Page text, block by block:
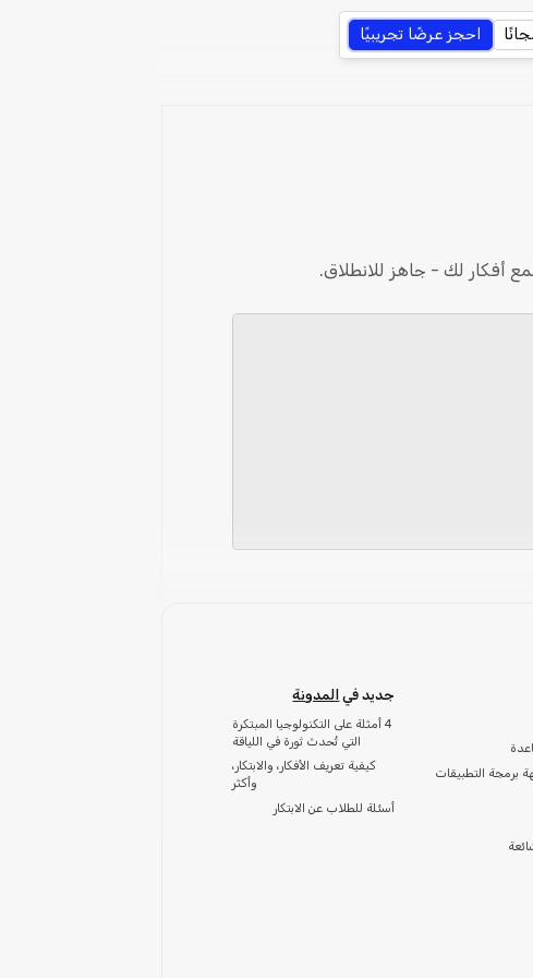
احجز عرضًا تجريبيًا
أفكار لك - جاهز للانطلاق.
برمجة التطبيقات
جديد في المدونة
4 أمثلة على التكنولوجيا المبتكرة
التي تُحدث ثورة في اللياقة
كيفية تعريف الأفكار، والابتكار،
وأكثر
أسئلة للطلاب عن الابتكار